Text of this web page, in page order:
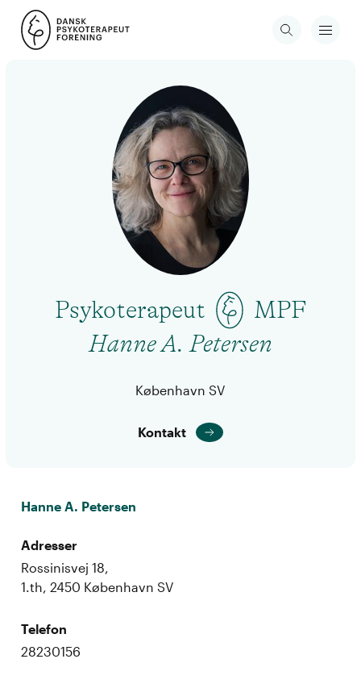
Psykoterapeut
MPF
Hanne A. Petersen
København SV
Kontakt
Hanne A. Petersen
Adresser
Rossinisvej 18,
1.th, 2450 København SV
Telefon
28230156